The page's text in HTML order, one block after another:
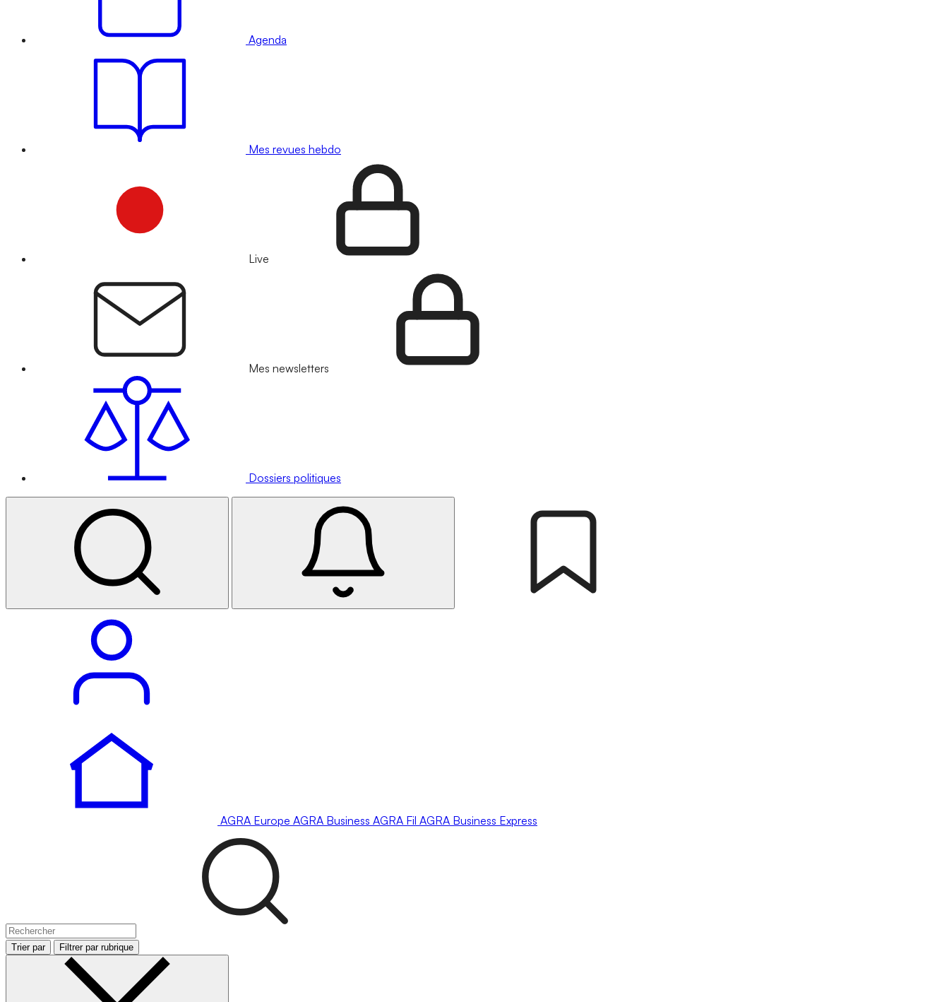
Agenda
Mes revues hebdo
Live
Mes newsletters
Dossiers politiques
AGRA Europe AGRA Business AGRA Fil AGRA Business Express
Trier par Filtrer par rubrique